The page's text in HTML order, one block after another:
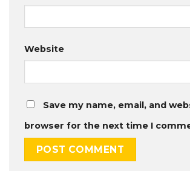
Website
Save my name, email, and
browser for the next time I